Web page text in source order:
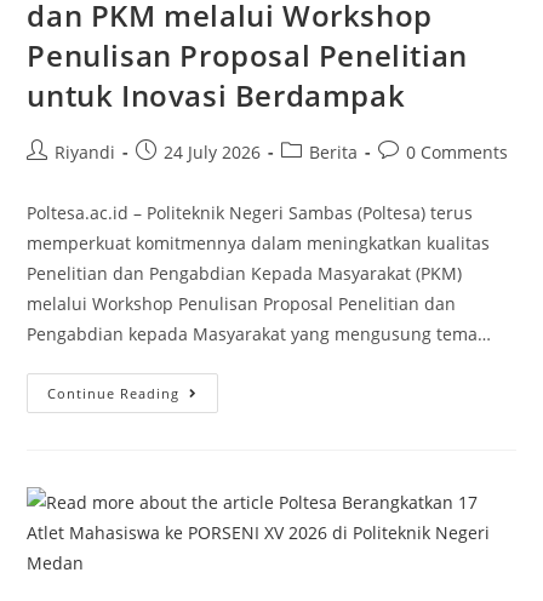
dan PKM melalui Workshop
Penulisan Proposal Penelitian
untuk Inovasi Berdampak
Riyandi 24 July 2026 Berita 0 Comments
Poltesa.ac.id – Politeknik Negeri Sambas (Poltesa) terus
memperkuat komitmennya dalam meningkatkan kualitas
Penelitian dan Pengabdian Kepada Masyarakat (PKM)
melalui Workshop Penulisan Proposal Penelitian dan
Pengabdian kepada Masyarakat yang mengusung tema…
Continue Reading